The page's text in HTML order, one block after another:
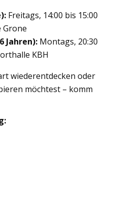
Freitags, 14:00 bis 15:00
Grone
Jahren): Montags, 20:30
KBH
wiederentdecken oder
möchtest – komm